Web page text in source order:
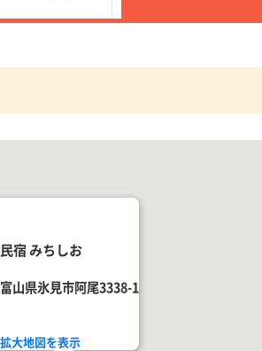
民宿 みちしお
富山県氷見市阿尾3338-1
拡大地図を表示